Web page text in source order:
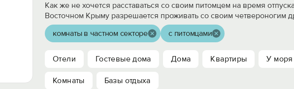
Как же не хочется расставаться со своим питомцем на время
Восточном Крыму разрешается проживать со своим четвероногим
комнаты в частном секторе с питомцами
Отели Гостевые дома Дома Квартиры У моря
Комнаты Базы отдыха